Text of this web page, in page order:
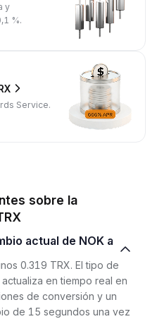
y
%.
Service.
sobre la
0.319 TRX. El tipo de
en tiempo real en
de conversión y un
de 15 segundos una vez